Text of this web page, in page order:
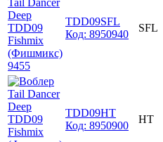
TDD09SFL
Код: 8950940
SFL
TDD09HT
Код: 8950900
HT